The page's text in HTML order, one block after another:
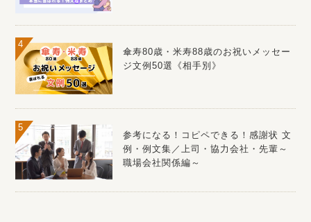
傘寿80歳・米寿88歳のお祝いメッセー
ジ文例50選《相手別》
参考になる！コピペできる！感謝状 文
例・例文集／上司・協力会社・先輩～
職場会社関係編～